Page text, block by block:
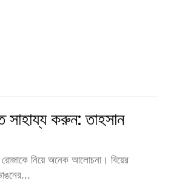
সাহায্য করুন: তাহসান
রোজাকে নিয়ে অনেক আলোচনা। বিয়ের